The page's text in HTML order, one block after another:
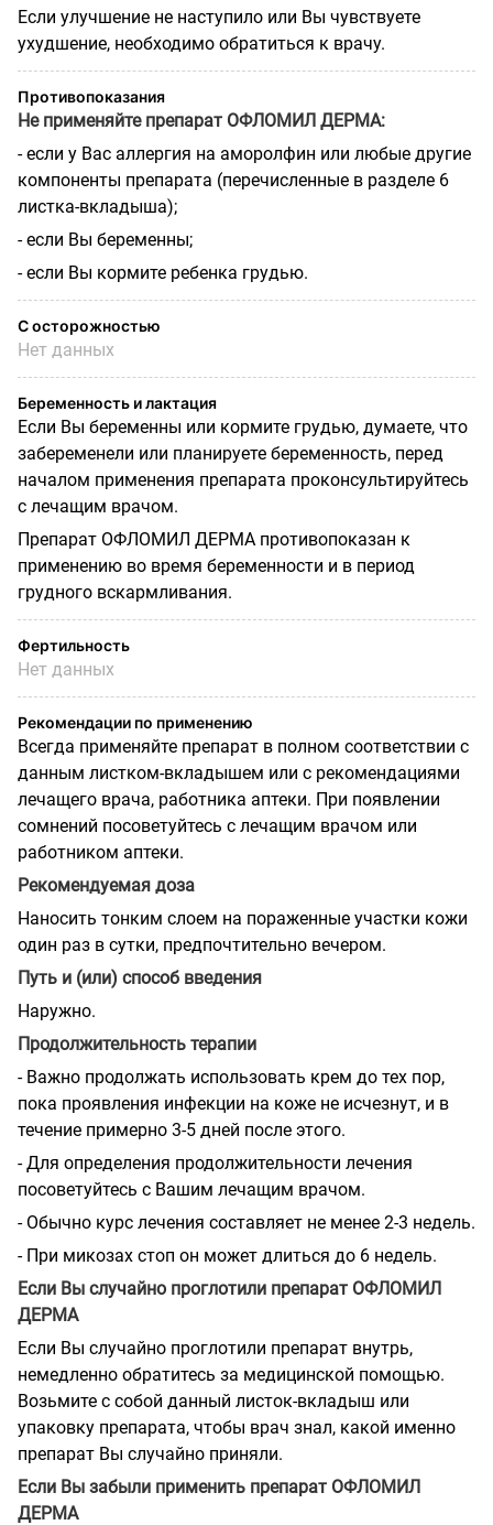
Если улучшение не наступило или Вы чувствуете
ухудшение, необходимо обратиться к врачу.
Противопоказания
Не применяйте препарат ОФЛОМИЛ ДЕРМА:
- если у Вас аллергия на аморолфин или любые другие
компоненты препарата (перечисленные в разделе 6
листка-вкладыша);
- если Вы беременны;
- если Вы кормите ребенка грудью.
С осторожностью
Нет данных
Беременность и лактация
Если Вы беременны или кормите грудью, думаете, что
забеременели или планируете беременность, перед
началом применения препарата проконсультируйтесь
с лечащим врачом.
Препарат ОФЛОМИЛ ДЕРМА противопоказан к
применению во время беременности и в период
грудного вскармливания.
Фертильность
Нет данных
Рекомендации по применению
Всегда применяйте препарат в полном соответствии с
данным листком-вкладышем или с рекомендациями
лечащего врача, работника аптеки. При появлении
сомнений посоветуйтесь с лечащим врачом или
работником аптеки.
Рекомендуемая доза
Наносить тонким слоем на пораженные участки кожи
один раз в сутки, предпочтительно вечером.
Путь и (или) способ введения
Наружно.
Продолжительность терапии
- Важно продолжать использовать крем до тех пор,
пока проявления инфекции на коже не исчезнут, и в
течение примерно 3-5 дней после этого.
- Для определения продолжительности лечения
посоветуйтесь с Вашим лечащим врачом.
- Обычно курс лечения составляет не менее 2-3 недель.
- При микозах стоп он может длиться до 6 недель.
Если Вы случайно проглотили препарат ОФЛОМИЛ
ДЕРМА
Если Вы случайно проглотили препарат внутрь,
немедленно обратитесь за медицинской помощью.
Возьмите с собой данный листок-вкладыш или
упаковку препарата, чтобы врач знал, какой именно
препарат Вы случайно приняли.
Если Вы забыли применить препарат ОФЛОМИЛ
ДЕРМА